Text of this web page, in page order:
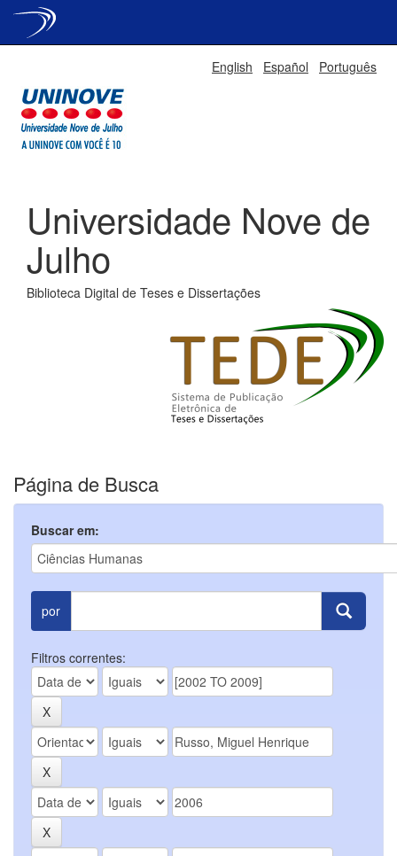
English Español Português
Universidade Nove de
Julho
Biblioteca Digital de Teses e Dissertações
Página de Busca
Buscar em:
por
Filtros correntes: